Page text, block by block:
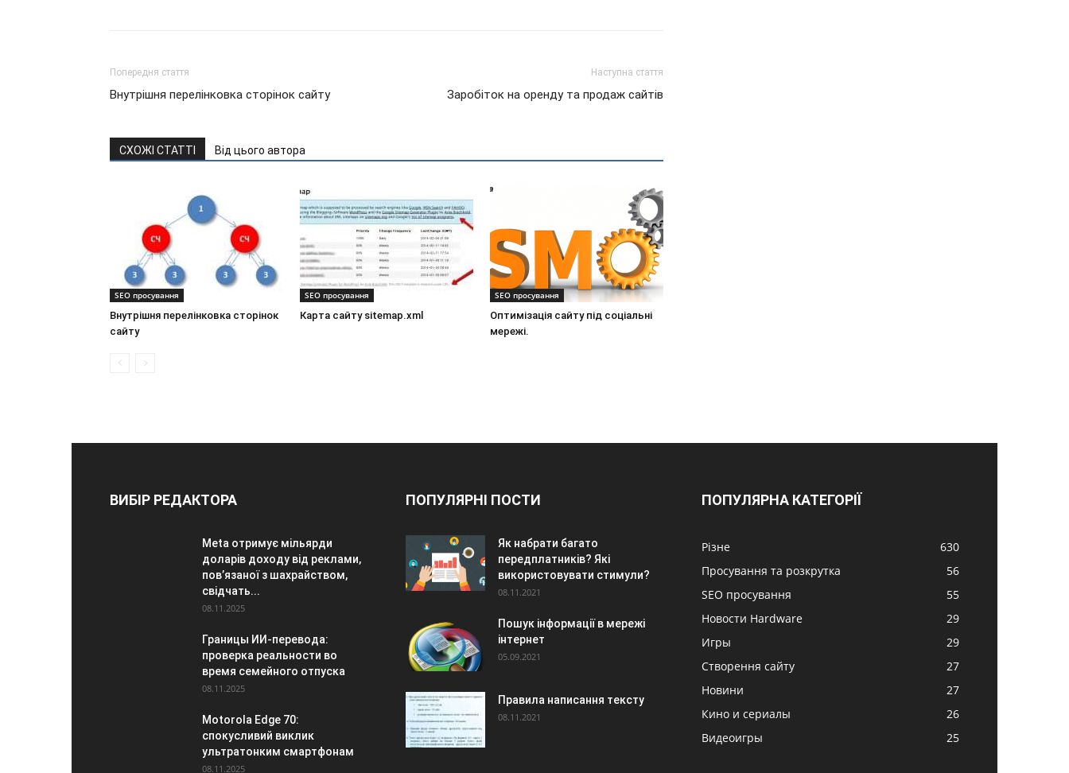
Попередня стаття
Внутрішня перелінковка сторінок сайту
Наступна стаття
Заробіток на оренду та продаж сайтів
СХОЖІ СТАТТІ Від цього автора
SEO просування
Внутрішня перелінковка сторінок
сайту
SEO просування
Карта сайту sitemap.xml
SEO просування
Оптимізація сайту під соціальні
мережі.
ВИБІР РЕДАКТОРА
Meta отримує мільярди
доларів доходу від реклами,
пов’язаної з шахрайством,
свідчать...
08.11.2025
Границы ИИ-перевода:
проверка реальности во
время семейного отпуска
08.11.2025
Motorola Edge 70:
спокусливий виклик
ультратонким смартфонам
08.11.2025
ПОПУЛЯРНІ ПОСТИ
Як набрати багато
передплатників? Які
використовувати стимули?
08.11.2021
Пошук інформації в мережі
інтернет
05.09.2021
Правила написання тексту
08.11.2021
ПОПУЛЯРНА КАТЕГОРІЇ
Різне
630
Просування та розкрутка
56
SEO просування
55
Новости Hardware
29
Игры
29
Створення сайту
27
Новини
27
Кино и сериалы
26
Видеоигры
25